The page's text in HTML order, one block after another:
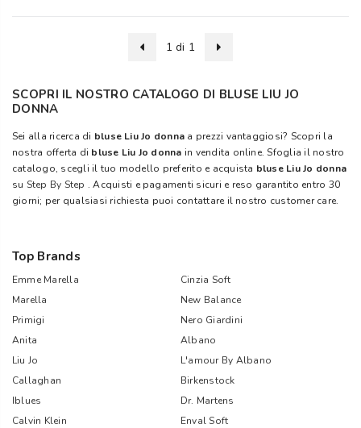
1 di 1
SCOPRI IL NOSTRO CATALOGO DI BLUSE LIU JO
DONNA
Sei alla ricerca di bluse Liu Jo donna a prezzi vantaggiosi? Scopri la
nostra offerta di bluse Liu Jo donna in vendita online. Sfoglia il nostro
catalogo, scegli il tuo modello preferito e acquista bluse Liu Jo donna
su Step By Step . Acquisti e pagamenti sicuri e reso garantito entro 30
giorni; per qualsiasi richiesta puoi contattare il nostro customer care.
Top Brands
Emme Marella
Cinzia Soft
Marella
New Balance
Primigi
Nero Giardini
Anita
Albano
Liu Jo
L'amour By Albano
Callaghan
Birkenstock
Iblues
Dr. Martens
Calvin Klein
Enval Soft